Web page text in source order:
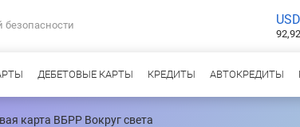
безопасности USD
92,92
ДЕБЕТОВЫЕ КАРТЫ КРЕДИТЫ АВТОКРЕДИТЫ
карта ВБРР Вокруг света